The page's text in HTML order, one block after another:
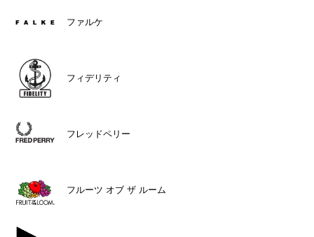
ファルケ
フィデリティ
フレッドペリー
フルーツ オブ ザ ルーム